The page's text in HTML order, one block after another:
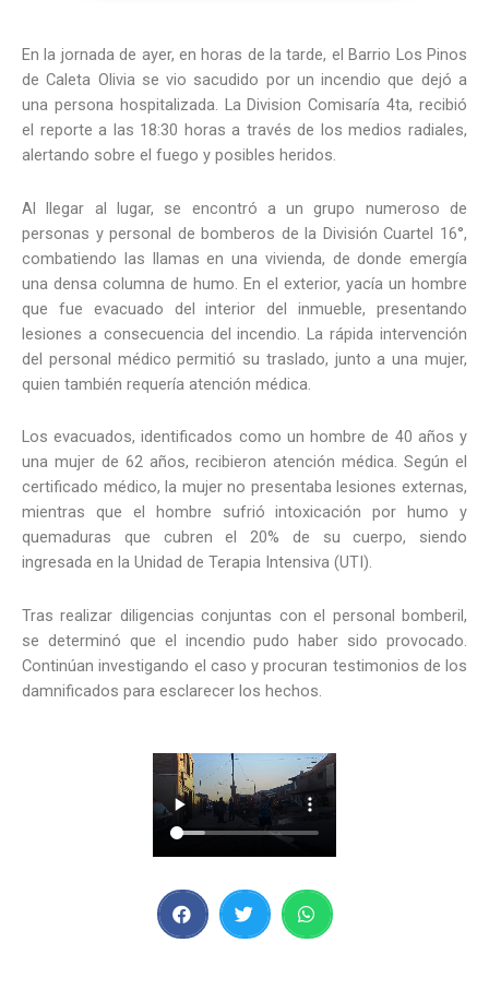
En la jornada de ayer, en horas de la tarde, el Barrio Los Pinos
de Caleta Olivia se vio sacudido por un incendio que dejó a
una persona hospitalizada. La Division Comisaría 4ta, recibió
el reporte a las 18:30 horas a través de los medios radiales,
alertando sobre el fuego y posibles heridos.
Al llegar al lugar, se encontró a un grupo numeroso de
personas y personal de bomberos de la División Cuartel 16°,
combatiendo las llamas en una vivienda, de donde emergía
una densa columna de humo. En el exterior, yacía un hombre
que fue evacuado del interior del inmueble, presentando
lesiones a consecuencia del incendio. La rápida intervención
del personal médico permitió su traslado, junto a una mujer,
quien también requería atención médica.
Los evacuados, identificados como un hombre de 40 años y
una mujer de 62 años, recibieron atención médica. Según el
certificado médico, la mujer no presentaba lesiones externas,
mientras que el hombre sufrió intoxicación por humo y
quemaduras que cubren el 20% de su cuerpo, siendo
ingresada en la Unidad de Terapia Intensiva (UTI).
Tras realizar diligencias conjuntas con el personal bomberil,
se determinó que el incendio pudo haber sido provocado.
Continúan investigando el caso y procuran testimonios de los
damnificados para esclarecer los hechos.